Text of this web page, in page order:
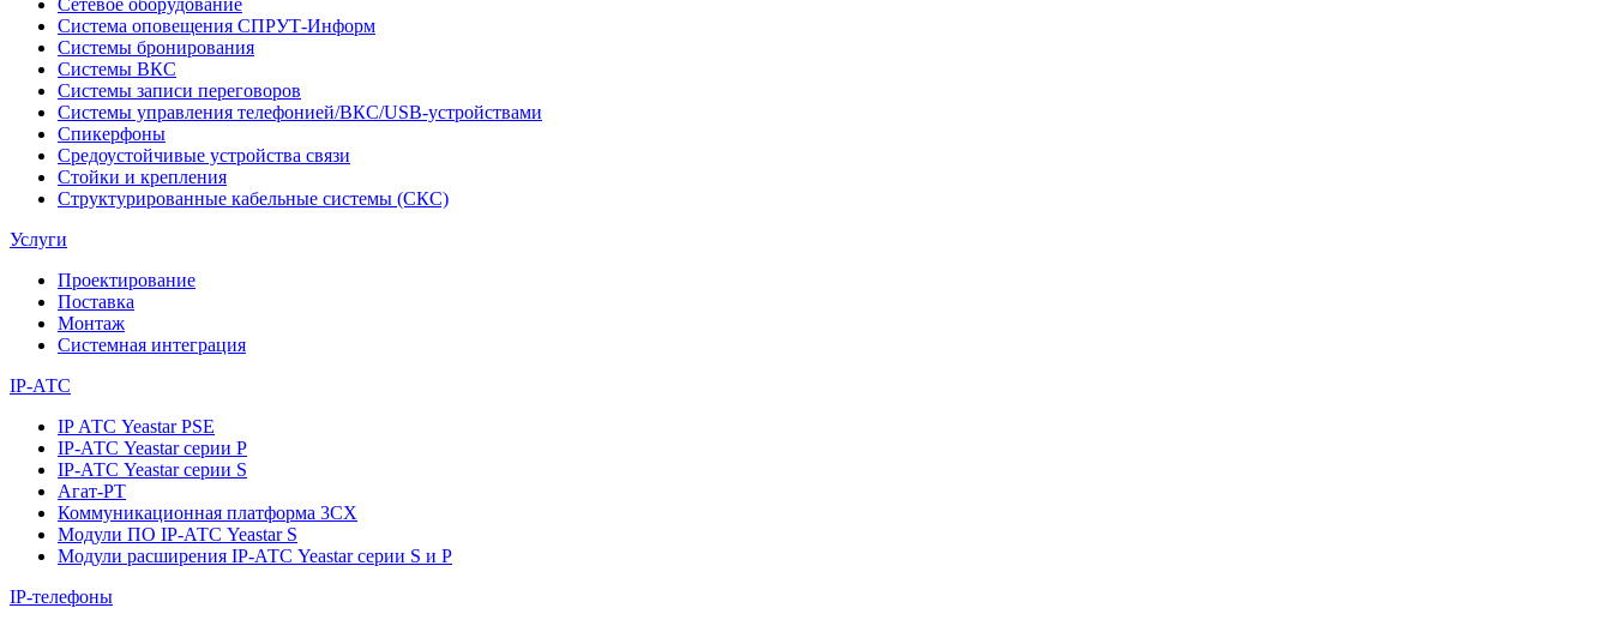
Сетевое оборудование
Система оповещения СПРУТ-Информ
Системы бронирования
Системы ВКС
Системы записи переговоров
Системы управления телефонией/ВКС/USB-устройствами
Спикерфоны
Средоустойчивые устройства связи
Стойки и крепления
Структурированные кабельные системы (СКС)
Услуги
Проектирование
Поставка
Монтаж
Системная интеграция
IP-АТС
IP АТС Yeastar PSE
IP-АТС Yeastar серии P
IP-АТС Yeastar серии S
Агат-РТ
Коммуникационная платформа 3CX
Модули ПО IP-АТС Yeastar S
Модули расширения IP-АТС Yeastar серии S и P
IP-телефоны